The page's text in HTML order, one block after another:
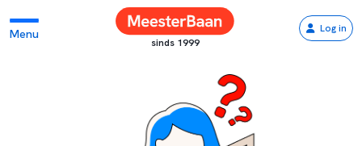
Menu
sinds 1999
Log in